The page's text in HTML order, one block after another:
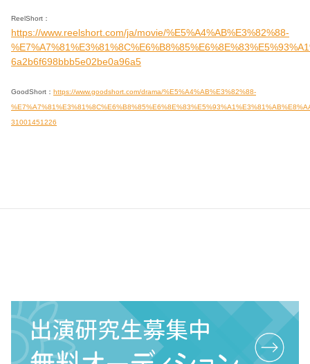
ReelShort：
https://www.reelshort.com/ja/movie/%E5%A4%AB%E3%82%88-
6a2b6f698bbb5e02be0a96a5
GoodShort： https://www.goodshort.com/drama/%E5%A4%AB%E3%82%88-
31001451226